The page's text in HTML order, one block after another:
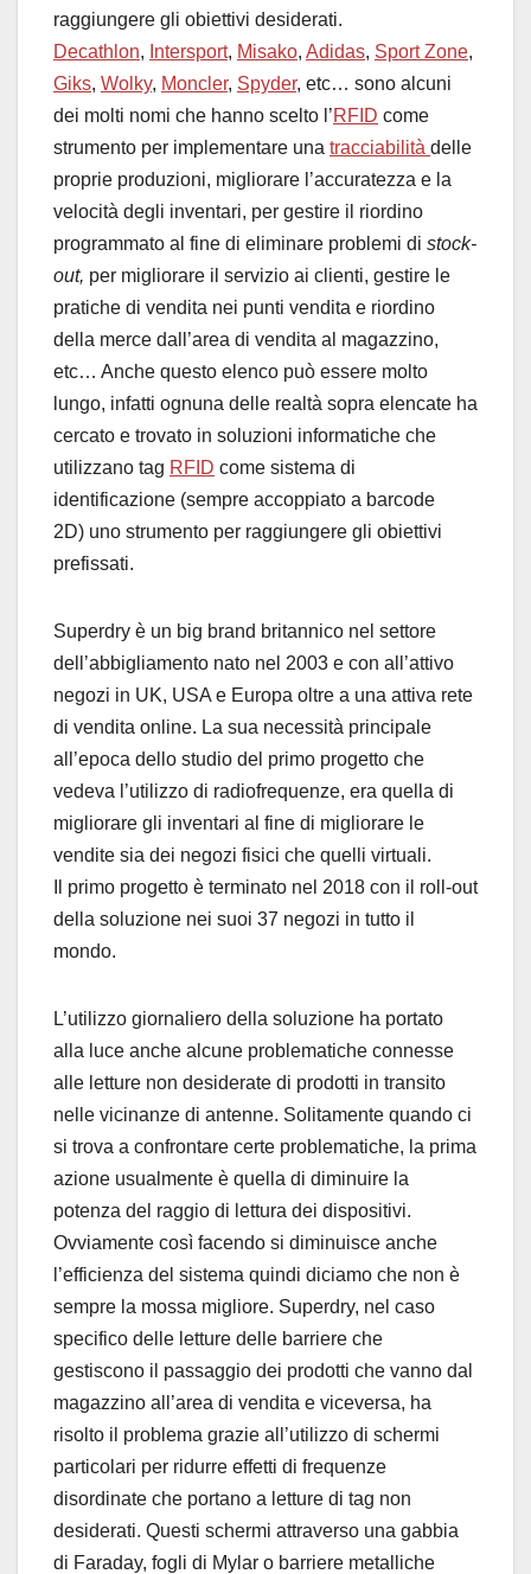
raggiungere gli obiettivi desiderati.
Decathlon, Intersport, Misako, Adidas, Sport Zone,
Giks, Wolky, Moncler, Spyder, etc… sono alcuni
dei molti nomi che hanno scelto l’RFID come
strumento per implementare una tracciabilità delle
proprie produzioni, migliorare l’accuratezza e la
velocità degli inventari, per gestire il riordino
programmato al fine di eliminare problemi di stock-
out, per migliorare il servizio ai clienti, gestire le
pratiche di vendita nei punti vendita e riordino
della merce dall’area di vendita al magazzino,
etc… Anche questo elenco può essere molto
lungo, infatti ognuna delle realtà sopra elencate ha
cercato e trovato in soluzioni informatiche che
utilizzano tag RFID come sistema di
identificazione (sempre accoppiato a barcode
2D) uno strumento per raggiungere gli obiettivi
prefissati.
Superdry è un big brand britannico nel settore
dell’abbigliamento nato nel 2003 e con all’attivo
negozi in UK, USA e Europa oltre a una attiva rete
di vendita online. La sua necessità principale
all’epoca dello studio del primo progetto che
vedeva l’utilizzo di radiofrequenze, era quella di
migliorare gli inventari al fine di migliorare le
vendite sia dei negozi fisici che quelli virtuali.
Il primo progetto è terminato nel 2018 con il roll-out
della soluzione nei suoi 37 negozi in tutto il
mondo.
L’utilizzo giornaliero della soluzione ha portato
alla luce anche alcune problematiche connesse
alle letture non desiderate di prodotti in transito
nelle vicinanze di antenne. Solitamente quando ci
si trova a confrontare certe problematiche, la prima
azione usualmente è quella di diminuire la
potenza del raggio di lettura dei dispositivi.
Ovviamente così facendo si diminuisce anche
l’efficienza del sistema quindi diciamo che non è
sempre la mossa migliore. Superdry, nel caso
specifico delle letture delle barriere che
gestiscono il passaggio dei prodotti che vanno dal
magazzino all’area di vendita e viceversa, ha
risolto il problema grazie all’utilizzo di schermi
particolari per ridurre effetti di frequenze
disordinate che portano a letture di tag non
desiderati. Questi schermi attraverso una gabbia
di Faraday, fogli di Mylar o barriere metalliche